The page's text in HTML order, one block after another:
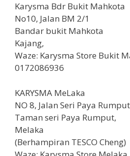
Karysma Bdr Bukit Mahkota
No10, Jalan BM 2/1
Bandar bukit Mahkota
Kajang,
Waze: Karysma Store Bukit
0172086936
KARYSMA MeLaka
NO 8, Jalan Seri Paya
Taman seri Paya Rumput,
Melaka
(Berhampiran TESCO Cheng)